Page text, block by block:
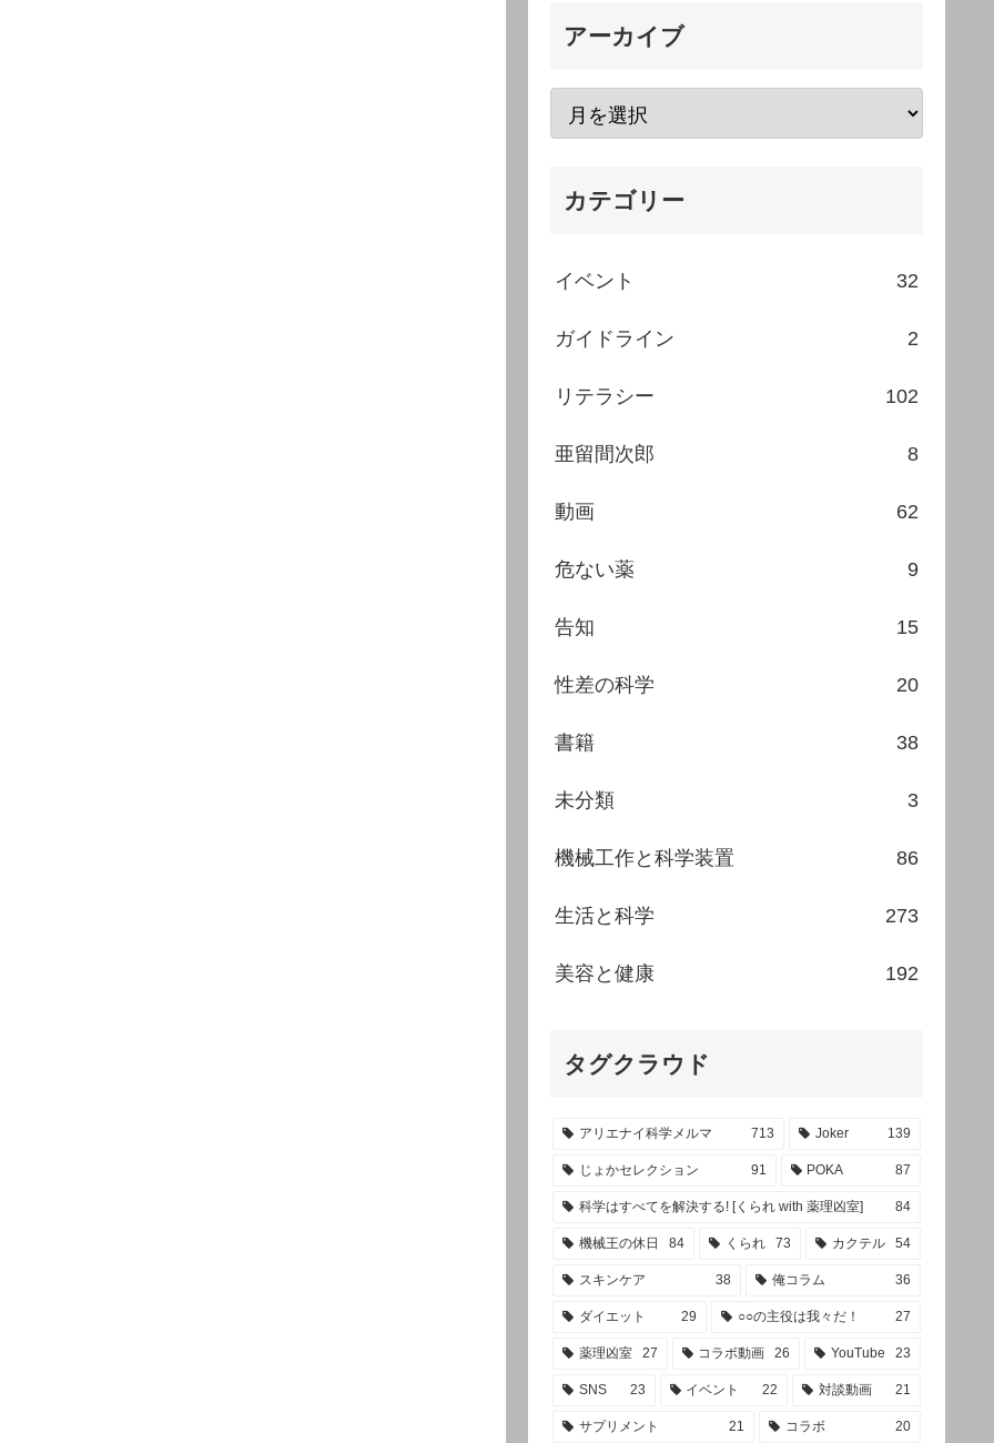
アーカイブ
カテゴリー
イベント 32
ガイドライン 2
リテラシー 102
亜留間次郎 8
動画 62
危ない薬 9
告知 15
性差の科学 20
書籍 38
未分類 3
機械工作と科学装置 86
生活と科学 273
美容と健康 192
タグクラウド
アリエナイ科学メルマ 713 Joker 139
じょかセレクション 91 POKA 87
科学はすべてを解決する! [くられ with 薬理凶室] 84
機械王の休日 84 くられ 73 カクテル 54
スキンケア 38 俺コラム 36
ダイエット 29 ○○の主役は我々だ！ 27
薬理凶室 27 コラボ動画 26 YouTube 23
SNS 23 イベント 22 対談動画 21
サプリメント 21 コラボ 20